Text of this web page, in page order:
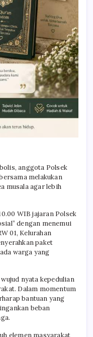
anggota Polsek
melakukan
musala agar lebih
WIB jajaran Polsek
dengan menemui
01, Kelurahan
paket
warga yang
nyata kepedulian
Dalam momentum
bantuan yang
beban
elemen masyarakat